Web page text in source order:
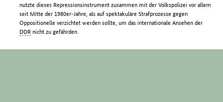
nutzte dieses Repressionsinstrument zusammen mit der Volkspolizei vor allem
seit Mitte der 1980er-Jahre, als auf spektakuläre Strafprozesse gegen
Oppositionelle verzichtet werden sollte, um das internationale Ansehen der
DDR nicht zu gefährden.